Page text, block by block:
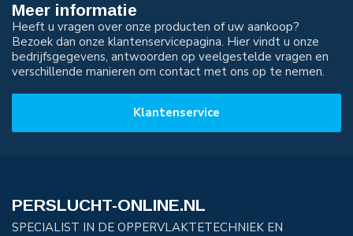
Meer informatie
Heeft u vragen over onze producten of uw aankoop?
Bezoek dan onze klantenservicepagina. Hier vindt u onze
bedrijfsgegevens, antwoorden op veelgestelde vragen en
verschillende manieren om contact met ons op te nemen.
Klantenservice
PERSLUCHT-ONLINE.NL
SPECIALIST IN DE OPPERVLAKTETECHNIEK EN